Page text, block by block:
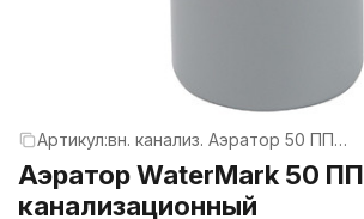
Артикул: вн. канализ. Аэратор 50 ПП WaterMark
Аэратор WaterMark 50 ПП
канализационный